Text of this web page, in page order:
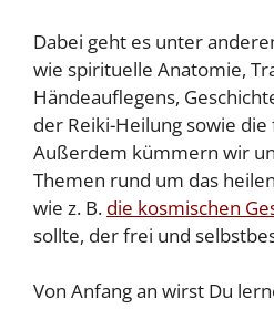
Dabei geht es unter
wie spirituelle Anatomie,
Händeauflegens,
der Reiki-Heilung sowie
Außerdem kümmern wir
Themen rund um das
wie z. B. die kosmischen
sollte, der frei und
Von Anfang an wirst Du